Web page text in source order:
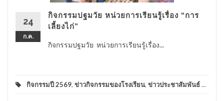
24
ก.ค.
กิจกรรมปฐมวัย หน่วยการเรียนรู้เรื่อง “การ
เลี้ยงไก่”
กิจกรรมปฐมวัย หน่วยการเรียนรู้เรื่อง...
กิจกรรมปี 2569, ข่าวกิจกรรมของโรงเรียน, ข่าวประชาสัมพันธ์...